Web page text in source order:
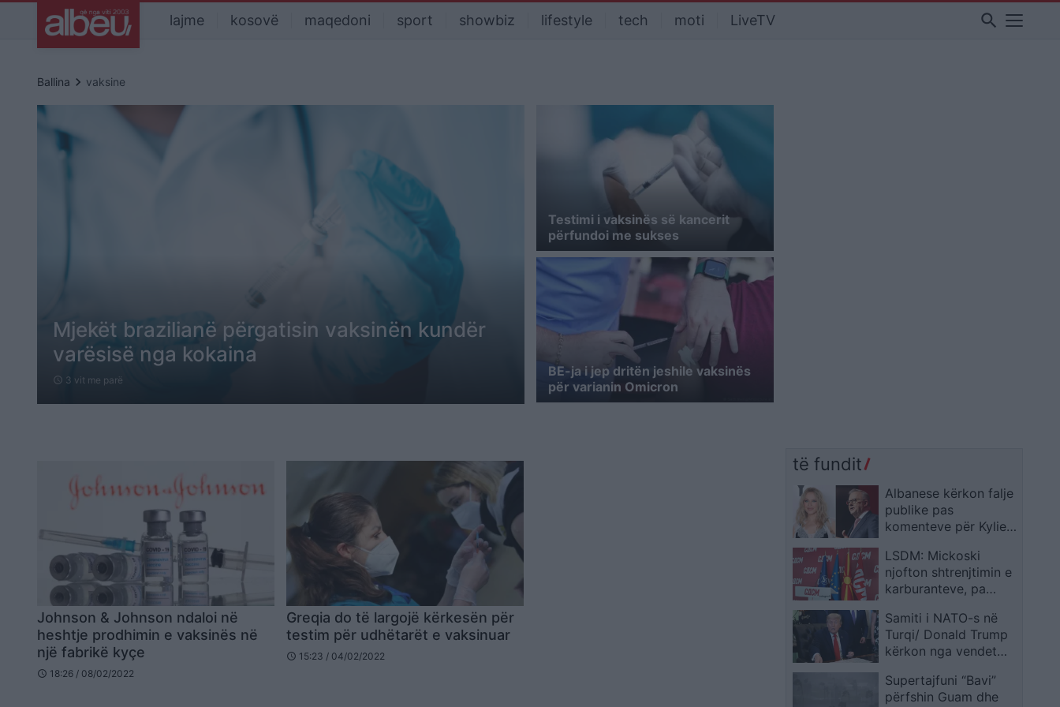
lajme kosovë maqedoni sport showbiz lifestyle tech moti LiveTV search
Ballina keyboard_arrow_right vaksine
Mjekët brazilianë përgatisin vaksinën kundër
varësisë nga kokaina
schedule 3 vit me parë
Testimi i vaksinës së kancerit
përfundoi me sukses
BE-ja i jep dritën jeshile vaksinës
për varianin Omicron
Johnson & Johnson ndaloi në
heshtje prodhimin e vaksinës në
një fabrikë kyçe
schedule 18:26 / 08/02/2022
Greqia do të largojë kërkesën për
testim për udhëtarët e vaksinuar
schedule 15:23 / 04/02/2022
të fundit
Albanese kërkon falje
publike pas
komenteve për Kylie
fantastike
LSDM: Mickoski
njofton shtrenjtimin e
karburanteve, pa
mbrojtjen e
qytetarëve
Samiti i NATO-s në
Turqi/ Donald Trump
kërkon nga vendet
zbatimin e angazhimit
për rritjen e
Supertajfuni “Bavi”
përfshin Guam dhe